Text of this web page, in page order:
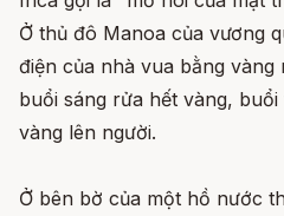
Ở thủ đô Manoa của vương
điện của nhà vua bằng
buổi sáng rửa hết vàng,
vàng lên người.
Ở bên bờ của một hồ nước